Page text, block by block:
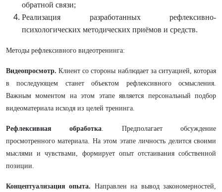
обратной связи;
Реализация разработанных рефлексивно-
психологических методических приёмов и средств.
Методы рефлексивного видеотренинга:
Видеопросмотр. Клиент со стороны наблюдает за ситуацией, которая
в последующем станет объектом рефлексивного осмысления.
Важным моментом на этом этапе является персональный подбор
видеоматериала исходя из целей тренинга.
Рефлексивная обработка. Предполагает обсуждение
просмотренного материала. На этом этапе личность делится своими
мыслями и чувствами, формирует опыт отстаивания собственной
позиции.
Концептуализация опыта. Направлен на вывод закономерностей,